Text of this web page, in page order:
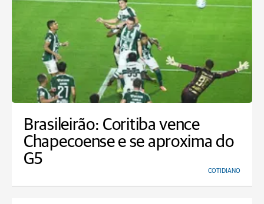
Brasileirão: Coritiba vence
Chapecoense e se aproxima do
G5
COTIDIANO